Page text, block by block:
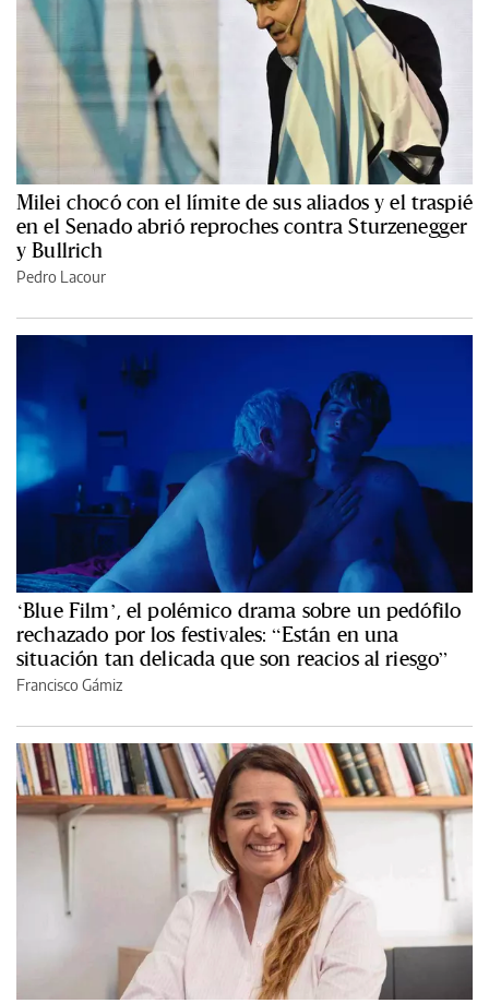
Milei chocó con el límite de sus aliados y el traspié
en el Senado abrió reproches contra Sturzenegger
y Bullrich
Pedro Lacour
‘Blue Film’, el polémico drama sobre un pedófilo
rechazado por los festivales: “Están en una
situación tan delicada que son reacios al riesgo”
Francisco Gámiz